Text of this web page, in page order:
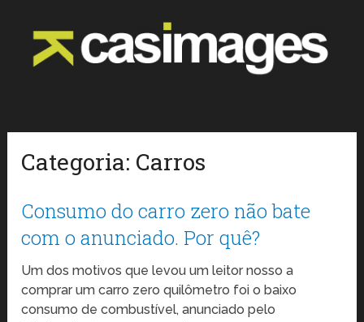
Categoria: Carros
Consumo do carro zero não bate
com o anunciado. Por quê?
Um dos motivos que levou um leitor nosso a
comprar um carro zero quilômetro foi o baixo
consumo de combustível, anunciado pelo